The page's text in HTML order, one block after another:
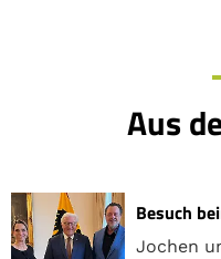
Aus
Besuch
Jochen